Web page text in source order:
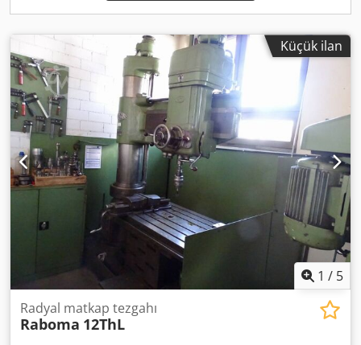
call • RISK-FREE PURCHASE 14-day return policy Details:
Küçük ilan
1 / 5
Radyal matkap tezgahı
Raboma 12ThL